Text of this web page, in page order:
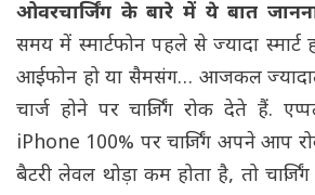
ओवरचार्जिंग के बारे में ये बात
समय में स्मार्टफोन पहले से ज्यादा स्मार्ट
आईफोन हो या सैमसंग… आजकल
चार्ज होने पर चार्जिंग रोक देते हैं.
iPhone 100% पर चार्जिंग अपने आप
बैटरी लेवल थोड़ा कम होता है, तो